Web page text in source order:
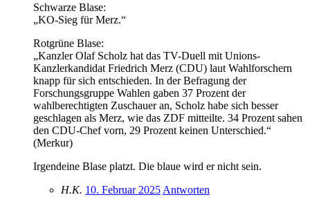
Schwarze Blase:
„KO-Sieg für Merz.“
Rotgrüne Blase:
„Kanzler Olaf Scholz hat das TV-Duell mit Unions-
Kanzlerkandidat Friedrich Merz (CDU) laut Wahlforschern
knapp für sich entschieden. In der Befragung der
Forschungsgruppe Wahlen gaben 37 Prozent der
wahlberechtigten Zuschauer an, Scholz habe sich besser
geschlagen als Merz, wie das ZDF mitteilte. 34 Prozent sahen
den CDU-Chef vorn, 29 Prozent keinen Unterschied.“
(Merkur)
Irgendeine Blase platzt. Die blaue wird er nicht sein.
H.K. 10. Februar 2025 Antworten